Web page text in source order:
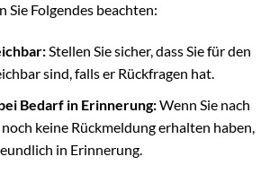
Sie Folgendes beachten:
Stellen Sie sicher, dass Sie für den
sind, falls er Rückfragen hat.
Bedarf in Erinnerung:Wenn Sie nach
keine Rückmeldung erhalten haben,
in Erinnerung.